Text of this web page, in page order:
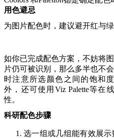
用色避忌
为图片配色时，建议避开红与
如你已完成配色方案，不妨将
片仍可被识别，那么多半也不
时注意所选颜色之间的饱和
外，还可使用 Viz Palette等在
性。
科研配色步骤
选一组或几组能有效展